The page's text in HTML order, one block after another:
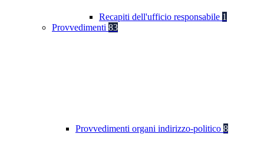
Recapiti dell'ufficio responsabile 1
Provvedimenti 83
Provvedimenti organi indirizzo-politico 8